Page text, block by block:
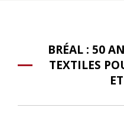
BRÉAL : 50
TEXTILES